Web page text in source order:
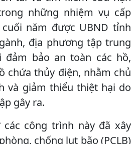
những nhiệm vụ cấp
năm được UBND tỉnh
địa phương tập trung
đảm bảo an toàn các hồ,
chứa thủy điện, nhằm chủ
và giảm thiểu thiệt hại do
gây ra.
công trình này đã xây
chống lụt bão (PCLB)